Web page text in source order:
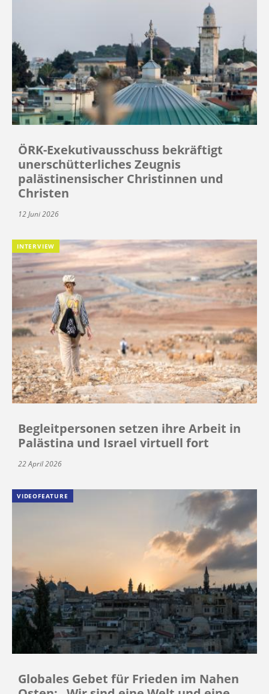
ÖRK-Exekutivausschuss bekräftigt
unerschütterliches Zeugnis
palästinensischer Christinnen und
Christen
12 Juni 2026
INTERVIEW
Begleitpersonen setzen ihre Arbeit in
Palästina und Israel virtuell fort
22 April 2026
VIDEOFEATURE
Globales Gebet für Frieden im Nahen